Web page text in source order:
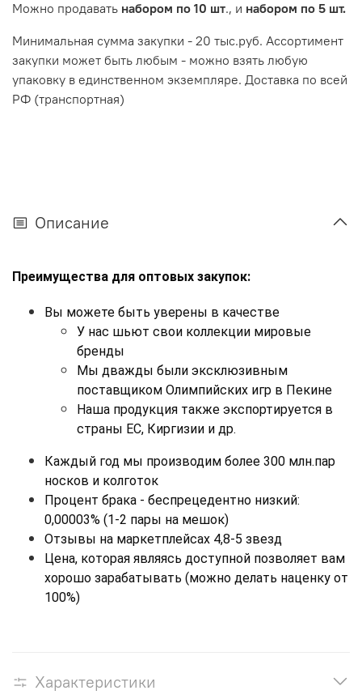
Можно продавать набором по 10 шт., и набором по 5 шт.
Минимальная сумма закупки - 20 тыс.руб. Ассортимент
закупки может быть любым - можно взять любую
упаковку в единственном экземпляре. Доставка по всей
РФ (транспортная)
Описание
Преимущества для оптовых закупок:
Вы можете быть уверены в качестве
У нас шьют свои коллекции мировые
бренды
Мы дважды были эксклюзивным
поставщиком Олимпийских игр в Пекине
Наша продукция также экспортируется в
страны ЕС, Киргизии и др.
Каждый год мы производим более 300 млн.пар
носков и колготок
Процент брака - беспрецедентно низкий:
0,00003% (1-2 пары на мешок)
Отзывы на маркетплейсах 4,8-5 звезд
Цена, которая являясь доступной позволяет вам
хорошо зарабатывать (можно делать наценку от
100%)
Характеристики